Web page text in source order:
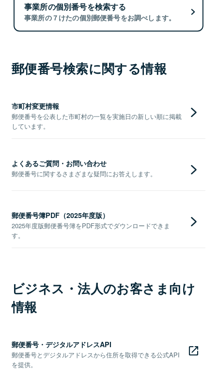
事業所の個別番号を検索する
事業所の７けたの個別郵便番号をお調べします。
郵便番号検索に関する情報
市町村変更情報
郵便番号を公表した市町村の一覧を実施日の新しい順に掲載
しています。
よくあるご質問・お問い合わせ
郵便番号に関するさまざまな疑問にお答えします。
郵便番号簿PDF（2025年度版）
2025年度版郵便番号簿をPDF形式でダウンロードできま
す。
ビジネス・法人のお客さま向け
情報
郵便番号・デジタルアドレスAPI
郵便番号とデジタルアドレスから住所を取得できる公式API
を提供。